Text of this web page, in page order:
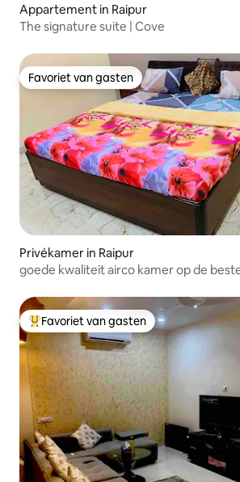
Appartement in Raipur
The signature suite | Cove
Favoriet van gasten
Favoriet van gasten
Privékamer in Raipur
goede kwaliteit airco kamer op de
Topfavoriet van gasten
Favoriet van gasten